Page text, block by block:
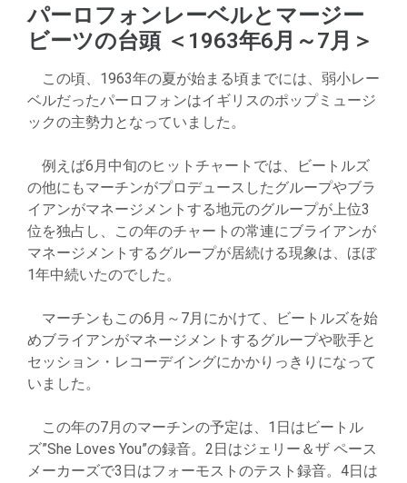
パーロフォンレーベルとマージー
ビーツの台頭 ＜1963年6月～7月＞
この頃、1963年の夏が始まる頃までには、弱小レー
ベルだったパーロフォンはイギリスのポップミュージ
ックの主勢力となっていました。
例えば6月中旬のヒットチャートでは、ビートルズ
の他にもマーチンがプロデュースしたグループやブラ
イアンがマネージメントする地元のグループが上位3
位を独占し、この年のチャートの常連にブライアンが
マネージメントするグループが居続ける現象は、ほぼ
1年中続いたのでした。
マーチンもこの6月～7月にかけて、ビートルズを始
めブライアンがマネージメントするグループや歌手と
セッション・レコーデイングにかかりっきりになって
いました。
この年の7月のマーチンの予定は、1日はビートル
ズ”She Loves You”の録音。2日はジェリー＆ザ ペース
メーカーズで3日はフォーモストのテスト録音。4日は